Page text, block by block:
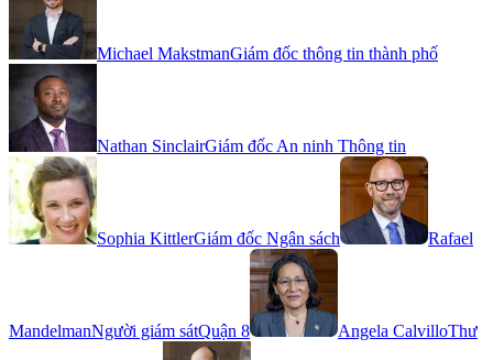
Michael MakstmanGiám đốc thông tin thành phố
Nathan SinclairGiám đốc An ninh Thông tin
Sophia KittlerGiám đốc Ngân sách Rafael
MandelmanNgười giám sátQuận 8 Angela CalvilloThư